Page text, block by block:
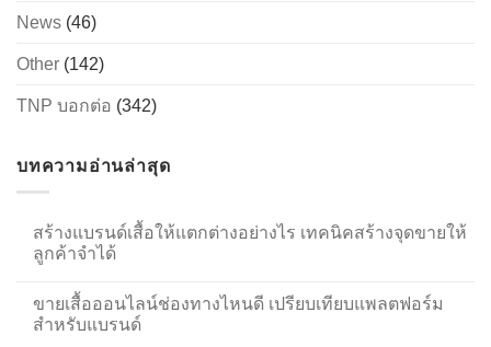
News (46)
Other (142)
TNP บอกต่อ (342)
บทความอ่านล่าสุด
สร้างแบรนด์เสื้อให้แตกต่างอย่างไร เทคนิคสร้างจุดขายให้
ลูกค้าจำได้
ขายเสื้อออนไลน์ช่องทางไหนดี เปรียบเทียบแพลตฟอร์ม
สำหรับแบรนด์